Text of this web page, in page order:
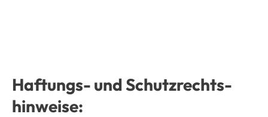
Haftungs- und Schutzrechts­
hinweise: